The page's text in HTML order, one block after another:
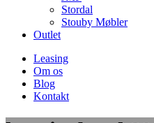
Stordal
Stouby Møbler
Outlet
Leasing
Om os
Blog
Kontakt